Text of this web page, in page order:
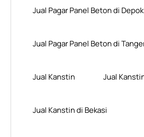
Jual Pagar Panel Beton di Depok
Jual Pagar Panel Beton di
Jual Kanstin Jual
Jual Kanstin di Bekasi